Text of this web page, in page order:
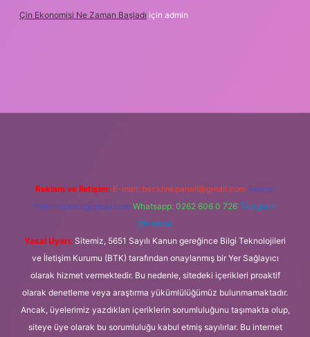
Çin Ekonomisi Ne Zaman Başladı için admin
Reklam ve İletişim: E-mail: backlinkpaneli@gmail.com Teams:
forumhizmeti@gmail.com Whatsapp: 0262 606 0 726 Telegram:
@karabul
Yasal Uyarı: Sitemiz, 5651 Sayılı Kanun gereğince Bilgi Teknolojileri
ve İletişim Kurumu (BTK) tarafından onaylanmış bir Yer Sağlayıcı
olarak hizmet vermektedir. Bu nedenle, sitedeki içerikleri proaktif
olarak denetleme veya araştırma yükümlülüğümüz bulunmamaktadır.
Ancak, üyelerimiz yazdıkları içeriklerin sorumluluğunu taşımakta olup,
siteye üye olarak bu sorumluluğu kabul etmiş sayılırlar. Bu internet